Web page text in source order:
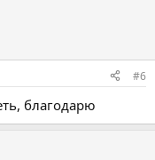
#6
благодарю